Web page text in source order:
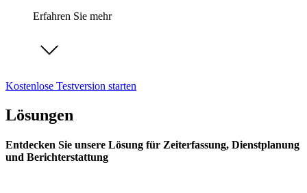
Erfahren Sie mehr
Kostenlose Testversion starten
Lösungen
Entdecken Sie unsere Lösung für Zeiterfassung, Dienstplanung
und Berichterstattung